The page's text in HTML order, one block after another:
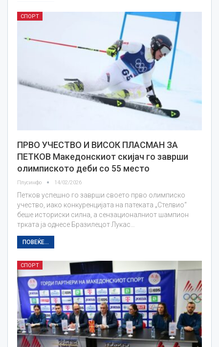
СПОРТ
ПРВО УЧЕСТВО И ВИСОК ПЛАСМАН ЗА
ПЕТКОВ Македонскиот скијач го заврши
олимпиското деби со 55 место
Плусинфо 14/02/2026
Петков успешно го заврши своето прво олимписко
учество, иако конкуренцијата на патеката „Стелвио“
беше историски силна, а сензационалниот шампион
трката ја однесе Бразилецот Лукас…
ПОВЕЌЕ...
СПОРТ